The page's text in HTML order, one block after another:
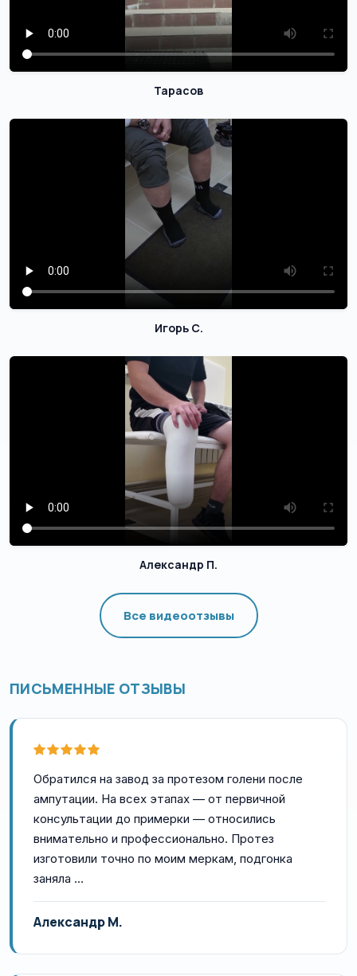
Тарасов
Игорь С.
Александр П.
Все видеоотзывы
ПИСЬМЕННЫЕ ОТЗЫВЫ
Обратился на завод за протезом голени после
ампутации. На всех этапах — от первичной
консультации до примерки — относились
внимательно и профессионально. Протез
изготовили точно по моим меркам, подгонка
заняла …
Александр М.